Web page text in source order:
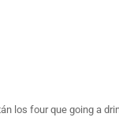
los four que going a